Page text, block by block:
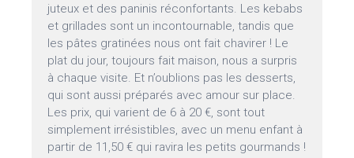
juteux et des paninis réconfortants. Les kebabs
et grillades sont un incontournable, tandis que
les pâtes gratinées nous ont fait chavirer ! Le
plat du jour, toujours fait maison, nous a surpris
à chaque visite. Et n’oublions pas les desserts,
qui sont aussi préparés avec amour sur place.
Les prix, qui varient de 6 à 20 €, sont tout
simplement irrésistibles, avec un menu enfant à
partir de 11,50 € qui ravira les petits gourmands !